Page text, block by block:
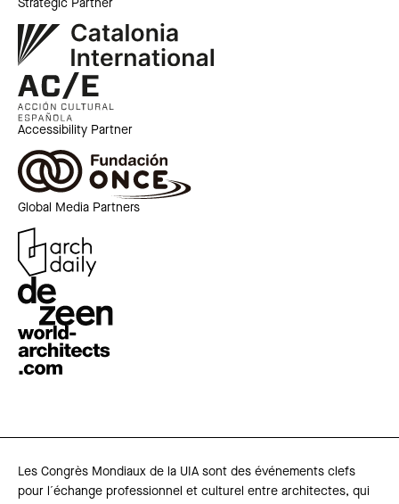
Strategic Partner
Accessibility Partner
Global Media Partners
Les Congrès Mondiaux de la UIA sont des événements clefs
pour l´échange professionnel et culturel entre architectes, qui